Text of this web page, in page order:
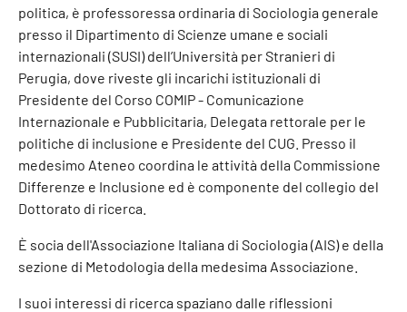
politica, è professoressa ordinaria di Sociologia generale
presso il Dipartimento di Scienze umane e sociali
internazionali (SUSI) dell’Università per Stranieri di
Perugia, dove riveste gli incarichi istituzionali di
Presidente del Corso COMIP - Comunicazione
Internazionale e Pubblicitaria, Delegata rettorale per le
politiche di inclusione e Presidente del CUG. Presso il
medesimo Ateneo coordina le attività della Commissione
Differenze e Inclusione ed è componente del collegio del
Dottorato di ricerca.
È socia dell'Associazione Italiana di Sociologia (AIS) e della
sezione di Metodologia della medesima Associazione.
I suoi interessi di ricerca spaziano dalle riflessioni